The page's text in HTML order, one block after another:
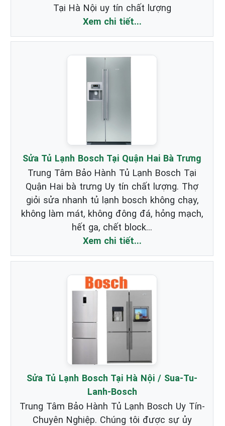
Tại Hà Nội uy tín chất lượng
Xem chi tiết...
Sửa Tủ Lạnh Bosch Tại Quận Hai Bà Trưng
Trung Tâm Bảo Hành Tủ Lạnh Bosch Tại
Quận Hai bà trưng Uy tín chất lượng. Thợ
giỏi sửa nhanh tủ lạnh bosch không chạy,
không làm mát, không đông đá, hỏng mạch,
hết ga, chết block...
Xem chi tiết...
Sửa Tủ Lạnh Bosch Tại Hà Nội / Sua-Tu-
Lanh-Bosch
Trung Tâm Bảo Hành Tủ Lạnh Bosch Uy Tín-
Chuyên Nghiệp. Chúng tôi được sự ủy